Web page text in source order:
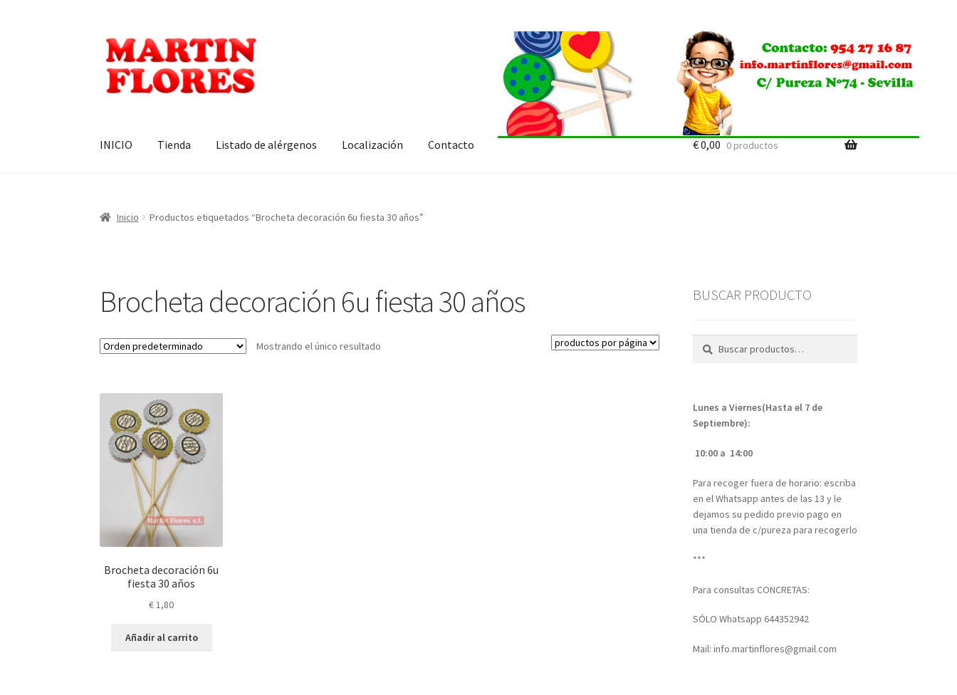
Ir
la
navegación
Ir
al
contenido
INICIO Tienda Listado de alérgenos Localización Contacto €0,00 0 productos
Inicio Productos etiquetados “Brocheta decoración 6u fiesta 30 años”
Brocheta decoración 6u fiesta 30 años
Mostrando el único resultado
Brocheta decoración 6u
fiesta 30 años
€ 1,80
Añadir al carrito
BUSCAR PRODUCTO
Buscar
Buscar
Lunes a Viernes(Hasta el 7 de
Septiembre):
10:00 a 14:00
Para recoger fuera de horario: escriba
en el Whatsapp antes de las 13 y le
dejamos su pedido previo pago en
una tienda de c/pureza para recogerlo
***
Para consultas CONCRETAS:
SÓLO Whatsapp 644352942
Mail: info.martinflores@gmail.com